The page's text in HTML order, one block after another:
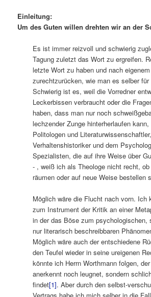
Einleitung:
Um des Guten willen drehten wir an der
Es ist immer reizvoll und schwierig
Tagung zuletzt das Wort zu ergreifen.
letzte Wort zu haben und nach
zurechtzurücken, wie man es selber
Schwierig ist es, weil die Vorredner
Leckerbissen verbraucht oder die
haben, dass man nur noch
lechzender Zunge hinterherlaufen
Politologen und
Verhaltenshistoriker und dem
Spezialisten, die auf ihre Weise über
‑ , weiß ich als Theologe nicht recht,
räumen oder auf neue Weise bestellen
Möglich wäre die Flucht nach vorn. Ich
zum Instrument der Kritik an einer
in der das Böse zum psychologischen,
nur literarisch beschreibbaren
Möglich wäre auch der entschiedene
den Teufel wieder in seine ureigenen
könnte ich Herrn Worthmann folgen,
anerkennt noch leugnet, sondern
findet[1]. Aber durch den selbst-